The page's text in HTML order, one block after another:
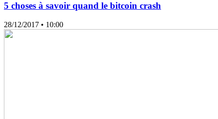
5 choses à savoir quand le bitcoin crash
28/12/2017 • 10:00